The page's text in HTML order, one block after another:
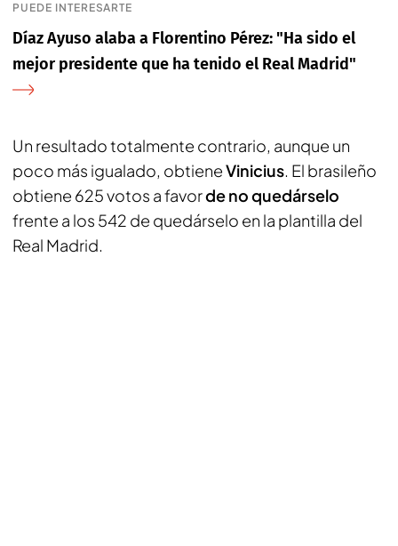
PUEDE INTERESARTE
Díaz Ayuso alaba a Florentino Pérez: "Ha sido el
mejor presidente que ha tenido el Real Madrid"
Un resultado totalmente contrario, aunque un
poco más igualado, obtieneVinicius. El brasileño
obtiene 625 votos a favorde no quedárselo
frente a los 542 de quedárselo en la plantilla del
Real Madrid.